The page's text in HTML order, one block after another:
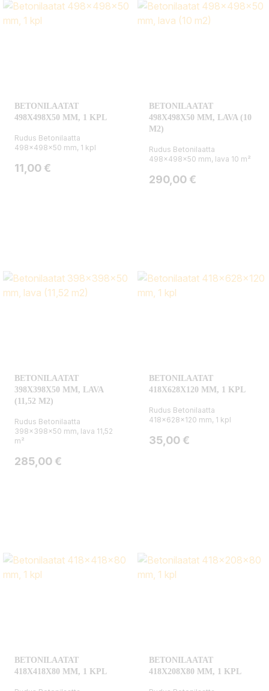
BETONILAATAT
498X498X50 MM, 1 KPL
Rudus Betonilaatta
498x498x50 mm, 1 kpl
Hinta
11,00 €
BETONILAATAT
498X498X50 MM, LAVA (10
M2)
Rudus Betonilaatta
498x498x50 mm, lava 10 m²
Hinta
290,00 €
BETONILAATAT
398X398X50 MM, LAVA
(11,52 M2)
Rudus Betonilaatta
398x398x50 mm, lava 11,52
m²
Hinta
285,00 €
BETONILAATAT
418X628X120 MM, 1 KPL
Rudus Betonilaatta
418x628x120 mm, 1 kpl
Hinta
35,00 €
BETONILAATAT
418X418X80 MM, 1 KPL
BETONILAATAT
418X208X80 MM, 1 KPL